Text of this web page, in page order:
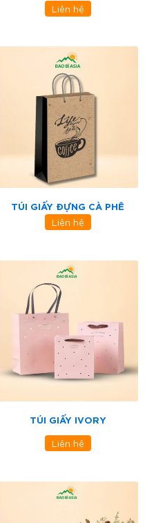
Liên hệ
TÚI GIẤY ĐỰNG CÀ PHÊ
Liên hệ
TÚI GIẤY IVORY
Liên hệ